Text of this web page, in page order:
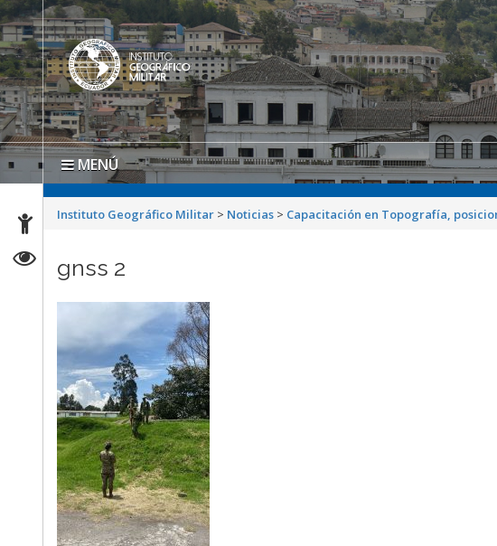
MENÚ
Instituto Geográfico Militar > Noticias > Capacitación en Topografía,
gnss 2